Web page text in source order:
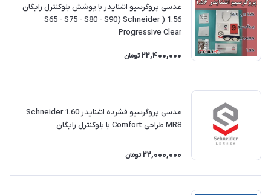
عدسی پروگرسیو اشنایدر با پوشش بلوکنترل رایگان
1.56 ( S65 - S75 - S80 - S90) Schneider
Progressive Clear
22,400,000 تومان
عدسی پروگرسیو فشرده اشنایدر Schneider 1.60
MR8 طراحی Comfort با بلوکنترل رایگان
22,000,000 تومان